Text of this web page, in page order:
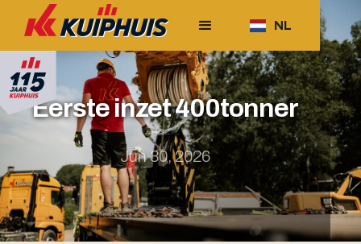
NL
Eerste inzet 400tonner
Jun 30, 2026